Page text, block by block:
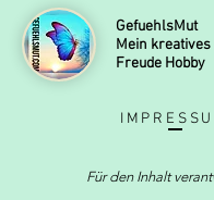
GefuehlsMut
Mein kreatives
Freude Hobby
Für den Inhalt